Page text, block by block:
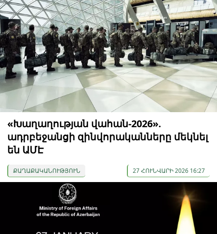
«Խաղաղության վահան-2026».
ադրբեջանցի զինվորականները մեկնել
են ԱՄԷ
ՔԱՂԱՔԱԿԱՆՈՒԹՅՈՒՆ 27 ՀՈՒՆՎԱՐԻ 2026 16:27